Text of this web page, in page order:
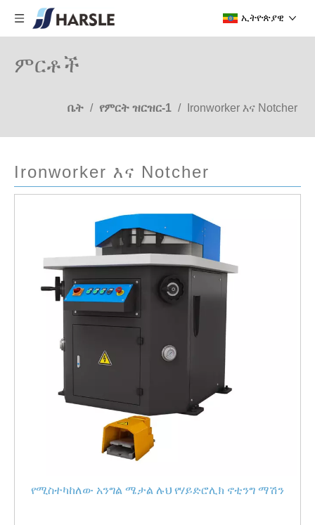
ኢትዮጵያዊ
ምርቶች
ቤት / የምርት ዝርዝር-1 / Ironworker እና Notcher
Ironworker እና Notcher
የሚስተካከለው አንግል ሜታል ሉህ የሃይድሮሊክ ኖቲንግ ማሽን